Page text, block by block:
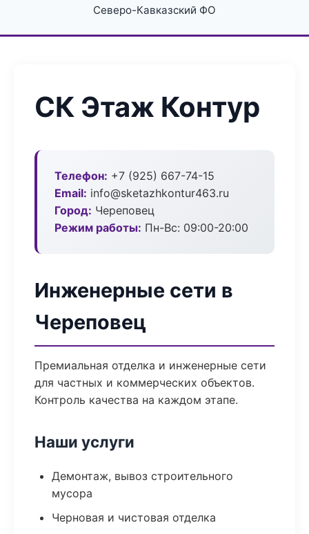
Северо-Кавказский ФО
СК Этаж Контур
Телефон: +7 (925) 667-74-15
Email: info@sketazhkontur463.ru
Город: Череповец
Режим работы: Пн-Вс: 09:00-20:00
Инженерные сети в
Череповец
Премиальная отделка и инженерные сети
для частных и коммерческих объектов.
Контроль качества на каждом этапе.
Наши услуги
Демонтаж, вывоз строительного
мусора
Черновая и чистовая отделка